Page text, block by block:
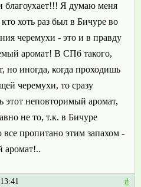
благоухает!!! Я думаю меня
хоть раз был в Бичуре во
черемухи - это и в правду
аромат! В СПб такого,
но иногда, когда проходишь
черемухи, то сразу
этот неповторимый аромат,
не то, т.к. в Бичуре
все пропитано этим запахом -
аромат!..
#